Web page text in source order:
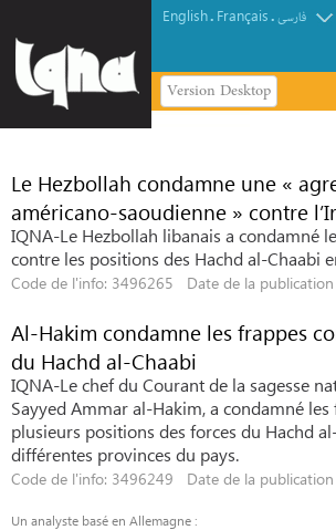
English. Français.فارسی
Version Desktop
Le Hezbollah condamne une «
américano-saoudienne » contre
IQNA-Le Hezbollah libanais a condamné
contre les positions des Hachd al-Chaabi
Code de l'info: 3496265 Date de la
Al-Hakim condamne les frappes
du Hachd al-Chaabi
IQNA-Le chef du Courant de la sagesse
Sayyed Ammar al-Hakim, a condamné
plusieurs positions des forces du Hachd
différentes provinces du pays.
Code de l'info: 3496249 Date de la
Un analyste basé en Allemagne :